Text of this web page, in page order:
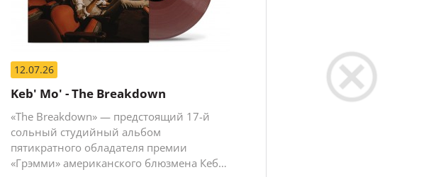
12.07.26
Keb' Mo' - The Breakdown
«The Breakdown» — предстоящий 17-й
сольный студийный альбом
пятикратного обладателя премии
«Грэмми» американского блюзмена Кеба